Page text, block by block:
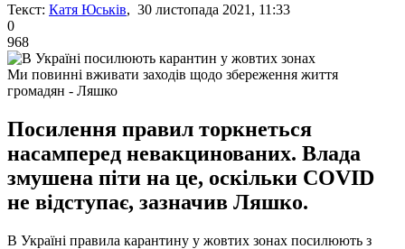
Текст: Катя Юськів, 30 листопада 2021, 11:33
0
968
Ми повинні вживати заходів щодо збереження життя
громадян - Ляшко
Посилення правил торкнеться
насамперед невакцинованих. Влада
змушена піти на це, оскільки COVID
не відступає, зазначив Ляшко.
В Україні правила карантину у жовтих зонах посилюють з